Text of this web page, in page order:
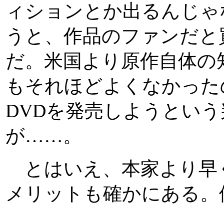
ィションとか出るんじ
うと、作品のファンだ
だ。米国より原作自体
もそれほどよくなかっ
DVDを発売しようとい
が……。
とはいえ、本家より早
メリットも確かにある